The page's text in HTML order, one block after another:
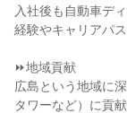
入社後も自動車デ
経験やキャリアパ
⏩地域貢献
広島という地域に
タワーなど）に貢